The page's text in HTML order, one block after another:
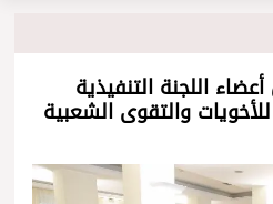
اللجنة التنفيذية
والتقوى الشعبية